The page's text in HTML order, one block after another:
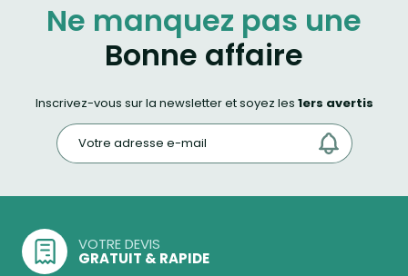
Ne manquez pas une
Bonne affaire
Inscrivez-vous sur la newsletter et soyez les 1ers avertis
VOTRE DEVIS
GRATUIT & RAPIDE